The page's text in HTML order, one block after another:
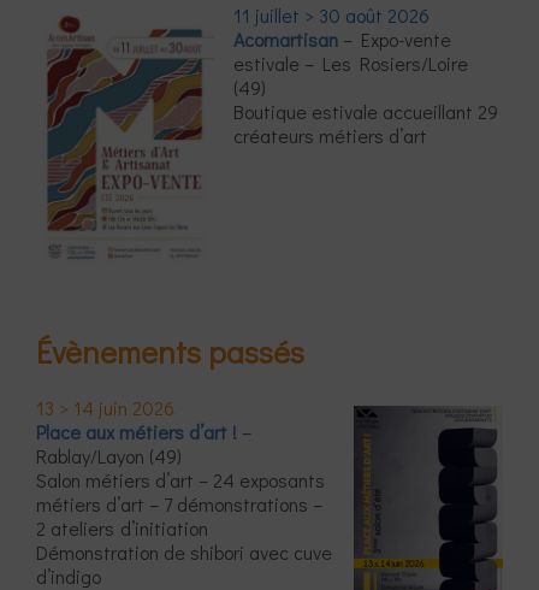
11 juillet > 30 août 2026
Acomartisan – Expo-vente
estivale – Les Rosiers/Loire
(49)
Boutique estivale accueillant 29
créateurs métiers d’art
Évènements passés
13 > 14 juin 2026
Place aux métiers d’art ! –
Rablay/Layon (49)
Salon métiers d’art – 24 exposants
métiers d’art – 7 démonstrations –
2 ateliers d’initiation
Démonstration de shibori avec cuve
d’indigo